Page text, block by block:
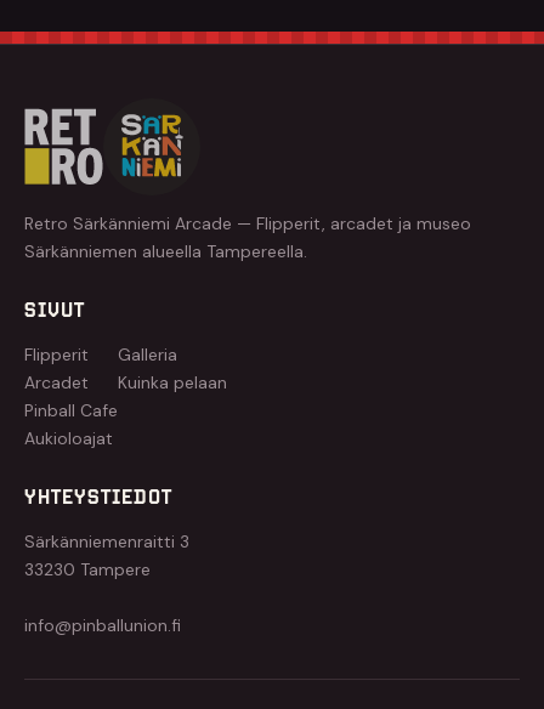
Retro Särkänniemi Arcade — Flipperit, arcadet ja museo
Särkänniemen alueella Tampereella.
SIVUT
Flipperit
Arcadet
Pinball Cafe
Aukioloajat
Galleria
Kuinka pelaan
YHTEYSTIEDOT
Särkänniemenraitti 3
33230 Tampere
info@pinballunion.fi